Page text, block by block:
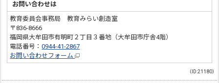
お問い合わせは
教育委員会事務局 教育みらい創造室
〒836-8666
福岡県大牟田市有明町２丁目３番地（大牟田市庁舎4階）
電話番号：0944-41-2867
お問い合わせフォーム
（ID:21180）